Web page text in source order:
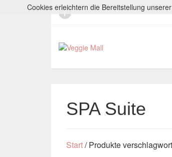
SPA Suite
Start/ Produkte
Cookies erleichtern die Bereitstellung